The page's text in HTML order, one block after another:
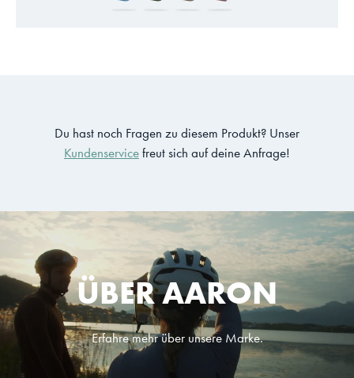
Du hast noch Fragen zu diesem Produkt? Unser
Kundenservice freut sich auf deine Anfrage!
ÜBER AARON
Erfahre mehr über unsere Marke.